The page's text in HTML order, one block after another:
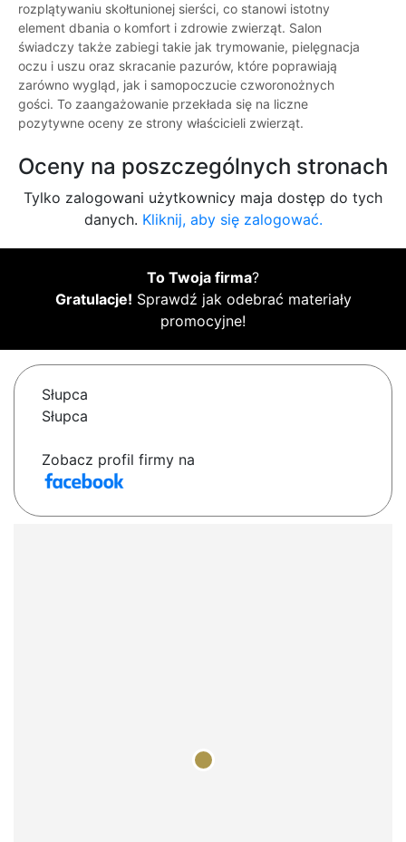
rozplątywaniu skołtunionej sierści, co stanowi istotny
element dbania o komfort i zdrowie zwierząt. Salon
świadczy także zabiegi takie jak trymowanie, pielęgnacja
oczu i uszu oraz skracanie pazurów, które poprawiają
zarówno wygląd, jak i samopoczucie czworonożnych
gości. To zaangażowanie przekłada się na liczne
pozytywne oceny ze strony właścicieli zwierząt.
Oceny na poszczególnych stronach
Tylko zalogowani użytkownicy maja dostęp do tych
danych. Kliknij, aby się zalogować.
To Twoja firma?
Gratulacje! Sprawdź jak odebrać materiały
promocyjne!
Słupca
Słupca
Zobacz profil firmy na